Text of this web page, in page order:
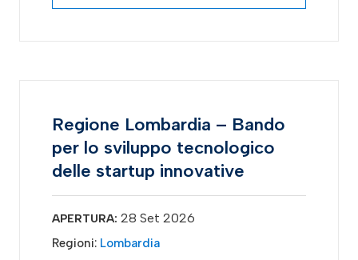
Regione Lombardia – Bando
per lo sviluppo tecnologico
delle startup innovative
APERTURA: 28 Set 2026
Regioni: Lombardia